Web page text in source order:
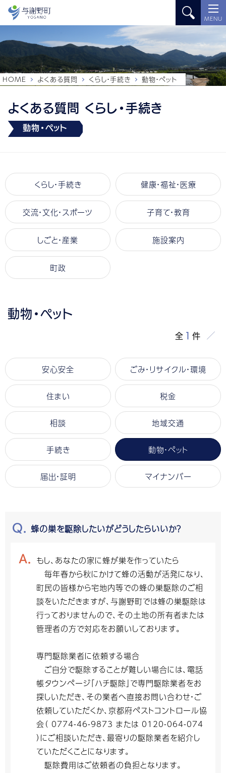
MENU
よくある質問 くらし・手続き
動物・ペット
HOME よくある質問 くらし・手続き 動物・ペット
くらし・手続き 健康・福祉・医療
交流・文化・スポーツ 子育て・教育
しごと・産業 施設案内
町政
動物・ペット
全 1 件
安心安全 ごみ・リサイクル・環境
住まい 税金
相談 地域交通
手続き 動物・ペット
届出・証明 マイナンバー
蜂の巣を駆除したいがどうしたらいいか？
もし、あなたの家に蜂が巣を作っていたら
毎年春から秋にかけて蜂の活動が活発になり、
町民の皆様から宅地内等での蜂の巣駆除のご相
談をいただきますが、与謝野町では蜂の巣駆除は
行っておりませんので、その土地の所有者または
管理者の方で対応をお願いしております。
専門駆除業者に依頼する場合
ご自分で駆除することが難しい場合には、電話
帳タウンページ「ハチ駆除」で専門駆除業者をお
探しいただき、その業者へ直接お問い合わせ・ご
依頼していただくか、京都府ペストコントロール協
会（ 0774-46-9873 または 0120-064-074
）にご相談いただき、最寄りの駆除業者を紹介し
ていただくことになります。
駆除費用はご依頼者の負担となります。